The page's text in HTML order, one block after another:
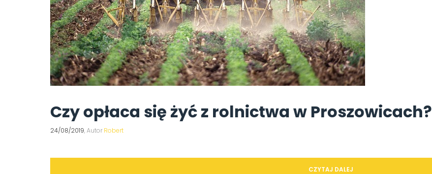
Czy opłaca się żyć z rolnictwa w Proszowicach?
24/08/2019, Autor Robert
CZYTAJ DALEJ